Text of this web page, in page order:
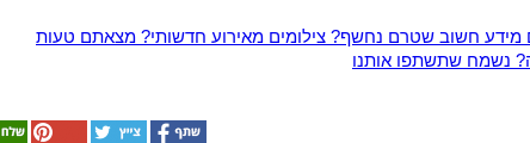
מידע חשוב שטרם נחשף? צילומים מאירוע חדשותי? מצאתם טעות
נשמח שתשתפו אותנו